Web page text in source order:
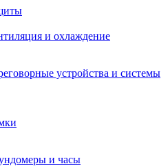
и охлаждение
устройства и системы
и часы